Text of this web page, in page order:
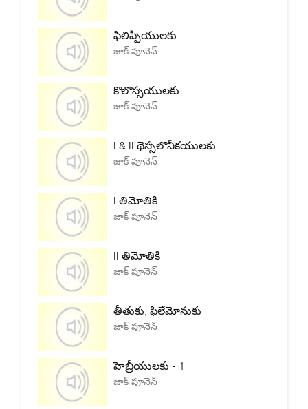
ఫిలిప్పీయులకు
జాక్ పూనెన్
కొలొస్సయులకు
జాక్ పూనెన్
I & II థెస్సలొనీకయులకు
జాక్ పూనెన్
I తిమోతికి
జాక్ పూనెన్
II తిమోతికి
జాక్ పూనెన్
తీతుకు, ఫిలేమోనుకు
జాక్ పూనెన్
హెబ్రీయులకు - 1
జాక్ పూనెన్